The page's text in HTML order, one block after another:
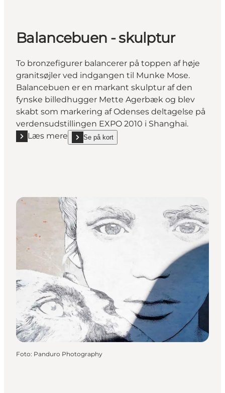
Balancebuen - skulptur
To bronzefigurer balancerer på toppen af høje
granitsøjler ved indgangen til Munke Mose.
Balancebuen er en markant skulptur af den
fynske billedhugger Mette Agerbæk og blev
skabt som markering af Odenses deltagelse på
verdensudstillingen EXPO 2010 i Shanghai.
Læs mere
Læs mere "Balancebuen - skulptur"
Se på kort
show Balancebuen - skulptur on_map
Foto: Panduro Photography